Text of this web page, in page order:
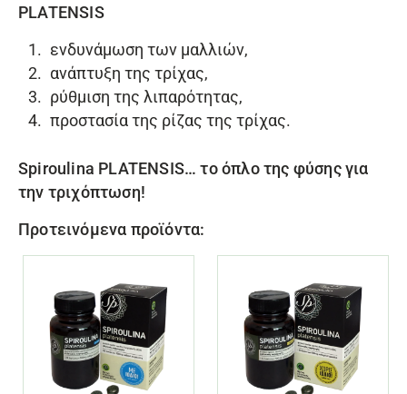
PLATENSIS
ενδυνάμωση των μαλλιών,
ανάπτυξη της τρίχας,
ρύθμιση της λιπαρότητας,
προστασία της ρίζας της τρίχας.
Spiroulina PLATENSIS…το όπλο της φύσης για
την τριχόπτωση!
Προτεινόμενα προϊόντα: